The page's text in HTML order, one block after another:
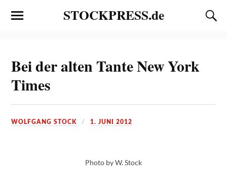
STOCKPRESS.de
Bei der alten Tante New York
Times
WOLFGANG STOCK 1. JUNI 2012
Photo by W. Stock